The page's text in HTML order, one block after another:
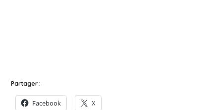
Partager :
Facebook X